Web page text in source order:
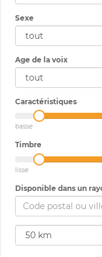
Sexe
Age de la voix
Caractéristiques
basse
Timbre
lisse
Disponible dans un